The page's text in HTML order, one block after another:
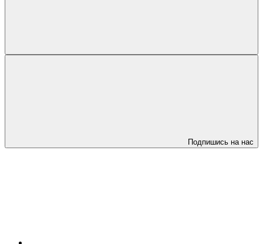
Подпишись на нас